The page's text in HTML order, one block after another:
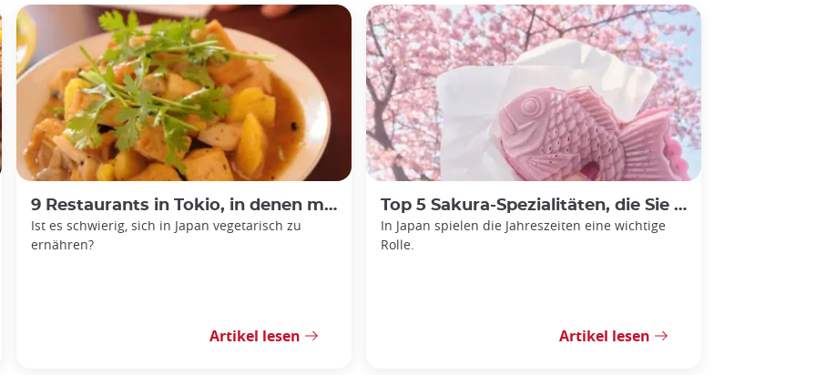
9 Restaurants in Tokio, in denen man vegetarisch essen kann
Ist es schwierig, sich in Japan vegetarisch zu
ernähren?
Artikel lesen
Top 5 Sakura-Spezialitäten, die Sie in Japan ausprobieren sollten
In Japan spielen die Jahreszeiten eine wichtige
Rolle.
Artikel lesen